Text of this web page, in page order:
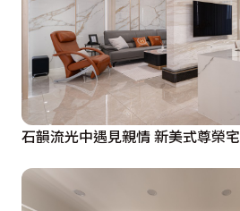
石韻流光中遇見親情 新美式尊榮宅